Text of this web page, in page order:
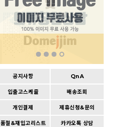
공지사항 QnA
입출고스케쥴 배송조회
개인결제 제휴신청&문의
품절&재입고리스트 카카오톡 상담
BUY IT NOW
Cart | Wishlist